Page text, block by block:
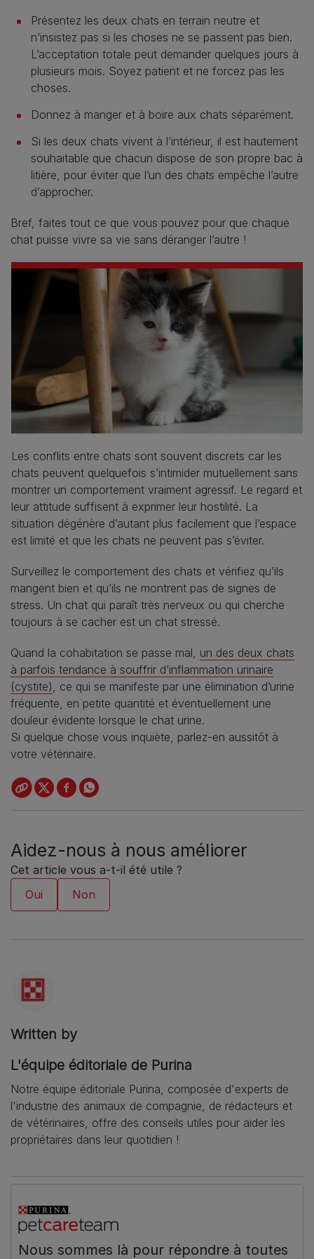
Présentez les deux chats en terrain neutre et
n’insistez pas si les choses ne se passent pas bien.
L’acceptation totale peut demander quelques jours à
plusieurs mois. Soyez patient et ne forcez pas les
choses.
Donnez à manger et à boire aux chats séparément.
Si les deux chats vivent à l’intérieur, il est hautement
souhaitable que chacun dispose de son propre bac à
litière, pour éviter que l’un des chats empêche l’autre
d’approcher.
Bref, faites tout ce que vous pouvez pour que chaque
chat puisse vivre sa vie sans déranger l’autre !
Les conflits entre chats sont souvent discrets car les
chats peuvent quelquefois s’intimider mutuellement sans
montrer un comportement vraiment agressif. Le regard et
leur attitude suffisent à exprimer leur hostilité. La
situation dégénère d’autant plus facilement que l’espace
est limité et que les chats ne peuvent pas s’éviter.
Surveillez le comportement des chats et vérifiez qu’ils
mangent bien et qu’ils ne montrent pas de signes de
stress. Un chat qui paraît très nerveux ou qui cherche
toujours à se cacher est un chat stressé.
Quand la cohabitation se passe mal, un des deux chats
à parfois tendance à souffrir d’inflammation urinaire
(cystite) , ce qui se manifeste par une élimination d’urine
fréquente, en petite quantité et éventuellement une
douleur évidente lorsque le chat urine.
Si quelque chose vous inquiète, parlez-en aussitôt à
votre vétérinaire.
Aidez-nous à nous améliorer
Cet article vous a-t-il été utile ?
Written by
L'équipe éditoriale de Purina
Notre équipe éditoriale Purina, composée d'experts de
l'industrie des animaux de compagnie, de rédacteurs et
de vétérinaires, offre des conseils utiles pour aider les
propriétaires dans leur quotidien !
Nous sommes là pour répondre à toutes